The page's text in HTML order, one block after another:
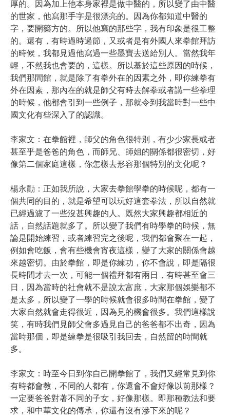
厚的。因為加上他本身家裡是做中醫的，所以變了由中醫
的世家，他寫那手字是很漂亮的。因為你都知道中醫的
字，要開藥方的。所以他寫的那些字，我有印象是很工整
的。還有，有時過時過節，又或者是有外國人來拳館拜訪
的時候，我都見過他寫過一些墨寶去送給別人。當然我年
輕，不然我也會要的，這樣。所以基於這些原因的時候，
我們那間館，就是除了有拳外在的因素之外，即你練拳有
外在因素，那內在的就是師父有時去解拳或者講一些拳理
的時候，他都會引到一些例子，那就令到我當時對一些中
國文化有些深入了的認識。
李家文：在拳館裡，師父的角色很特別，有少少家長或者
甚至乎是爸爸的角色，而師兄、師姐的關係都很密切，好
像第二個家庭這樣，你怎樣去形容那個特別的文化呢？
楊永勣：正如我所說，大家去拳館學拳的時候呢，都有一
個共同的目的，就是希望可以玩好這套拳法，所以自然就
已經過濾了一些沒甚興趣的人。既然大家興趣都相近的
話，自然話題就多了。所以變了我們有時學拳的時候，無
論是開始練習，或者練習完之後呢，我們都會聚在一起，
例如會吃飯，會有些機會宵夜這樣，變了大家的關係會越
來越密切。由於拳館，即是你練功，你不會說，即是隔很
長時間才去一次，可能一個禮拜都有兩日，有時甚至會三
日，因為當時的社會就不是說太富庶，大家那個娛樂都不
是太多，所以變了一學的時候就會很多時間在拳館，變了
大家自然就會走得很近，因為見的機會很多。我們這樣說
笑，有時我們見師父會多過見自己的爸爸都不出奇，因為
當時那個，即是練拳是很吸引我回去，自然留的時間就
多。
李家文：時至今日到你自己開拳館了，我們又經常見到你
有時都會教，不同的人都有，你還會不會好像以前那樣？
一定要爸爸對著不同的子女，好像那樣。即那種教法和要
求，和中華文化的傳承，你還有沒有滲下來的呢？